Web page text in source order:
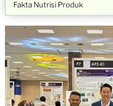
Fakta Nutrisi Produk